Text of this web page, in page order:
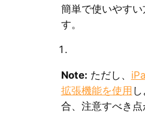
簡単で使いやす
す。
Note: ただし、
拡張機能を使用
合、注意すべき点